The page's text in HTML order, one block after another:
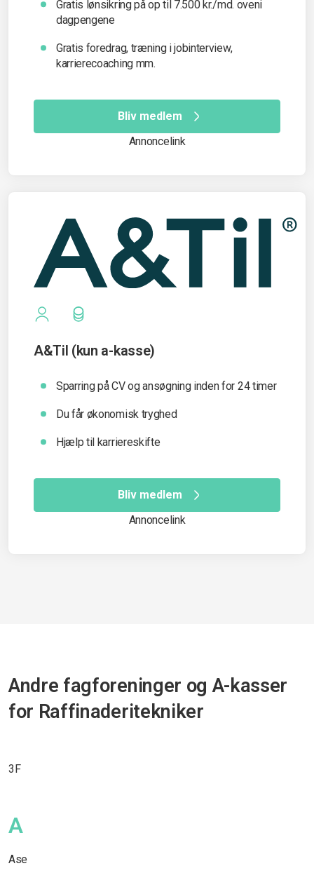
Gratis lønsikring på op til 7.500 kr./md. oveni
dagpengene
Gratis foredrag, træning i jobinterview,
karrierecoaching mm.
Bliv medlem
Annoncelink
A&Til (kun a-kasse)
Sparring på CV og ansøgning inden for 24 timer
Du får økonomisk tryghed
Hjælp til karriereskifte
Bliv medlem
Annoncelink
Andre fagforeninger og A-kasser
for Raffinaderitekniker
3F
A
Ase